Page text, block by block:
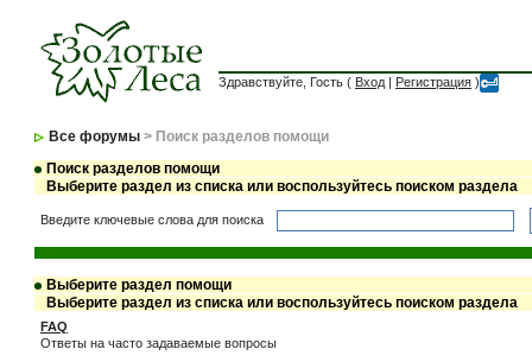
Здравствуйте, Гость ( Вход | Регистрация )
Все форумы > Поиск разделов помощи
Поиск разделов помощи
Выберите раздел из списка или воспользуйтесь поиском раздела
Введите ключевые слова для поиска
Выберите раздел помощи
Выберите раздел из списка или воспользуйтесь поиском раздела
FAQ
Ответы на часто задаваемые вопросы